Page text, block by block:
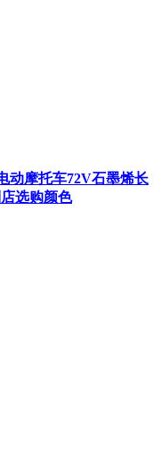
动摩托车72V石墨烯长
选购颜色